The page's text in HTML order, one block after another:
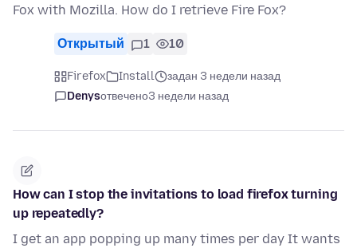
Fox with Mozilla. How do I retrieve Fire Fox?
Открытый 1 10
Firefox Install
задан 3 недели назад
Denysотвечено3 недели назад
How can I stop the invitations to load firefox turning
up repeatedly?
I get an app popping up many times per day It wants